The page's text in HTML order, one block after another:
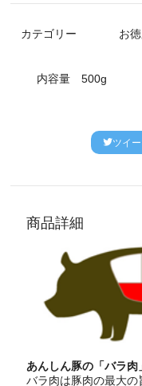
カテゴリー お
内容量 500g
ツイ
商品詳細
あんしん豚の「バラ肉
バラ肉は豚肉の最大の